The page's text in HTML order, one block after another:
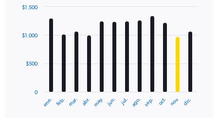
values.
to
with
12
The
ene. feb. mar. abr. may. jun. jul. ago. sep. oct. nov. dic.
0
$500
$1.000
$1.500